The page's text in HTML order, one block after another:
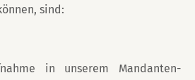
sind:
in unserem Mandanten-